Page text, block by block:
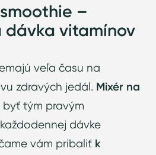
–
dávka vitamínov
veľa času na
zdravých jedál. Mixér na
byť tým pravým
dávke
vám pribaliť k